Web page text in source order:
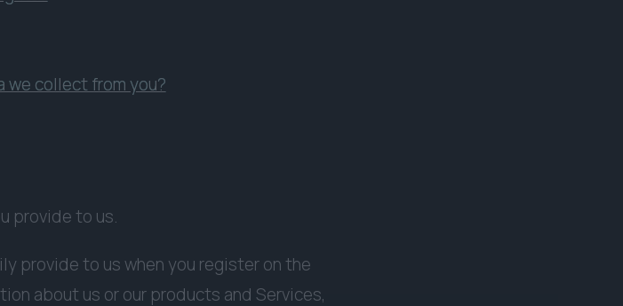
we collect from you?
provide to us.
provide to us when you register on the
about us or our products and Services,